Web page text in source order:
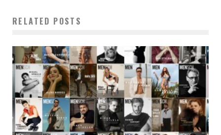
RELATED POSTS